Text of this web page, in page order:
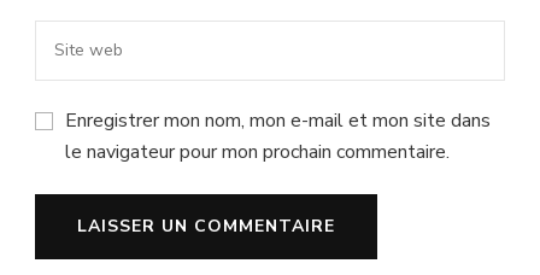
Enregistrer mon nom, mon e-mail et mon site dans
le navigateur pour mon prochain commentaire.